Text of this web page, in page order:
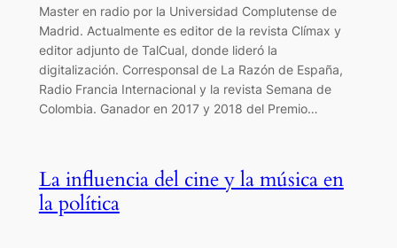
Master en radio por la Universidad Complutense de
Madrid. Actualmente es editor de la revista Clímax y
editor adjunto de TalCual, donde lideró la
digitalización. Corresponsal de La Razón de España,
Radio Francia Internacional y la revista Semana de
Colombia. Ganador en 2017 y 2018 del Premio…
La influencia del cine y la música en
la política